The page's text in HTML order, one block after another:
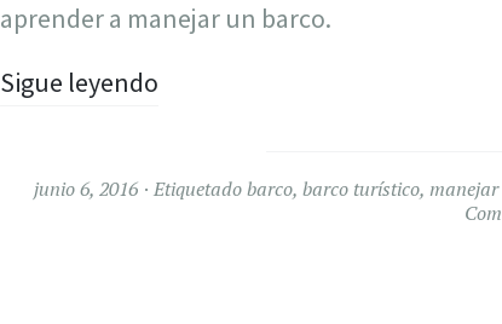
aprender a manejar un barco.
Sigue leyendo
junio 6, 2016 Etiquetadobarco, barco turístico,